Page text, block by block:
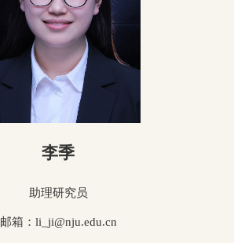
李季
助理研究员
邮箱：li_ji@nju.edu.cn